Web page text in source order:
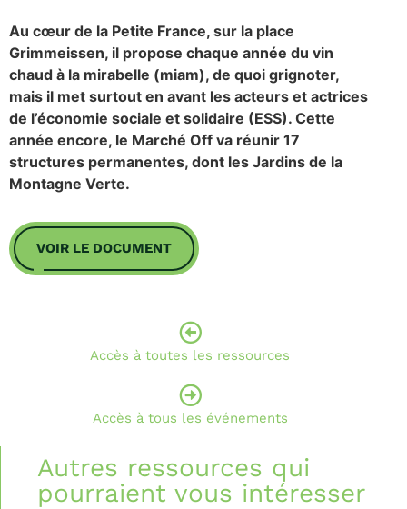
Au cœur de la Petite France, sur la place
Grimmeissen, il propose chaque année du vin
chaud à la mirabelle (miam), de quoi grignoter,
mais il met surtout en avant les acteurs et actrices
de l’économie sociale et solidaire (ESS). Cette
année encore, le Marché Off va réunir 17
structures permanentes, dont les Jardins de la
Montagne Verte.
VOIR LE DOCUMENT
Accès à toutes les ressources
Accès à tous les événements
Autres ressources qui
pourraient vous intéresser